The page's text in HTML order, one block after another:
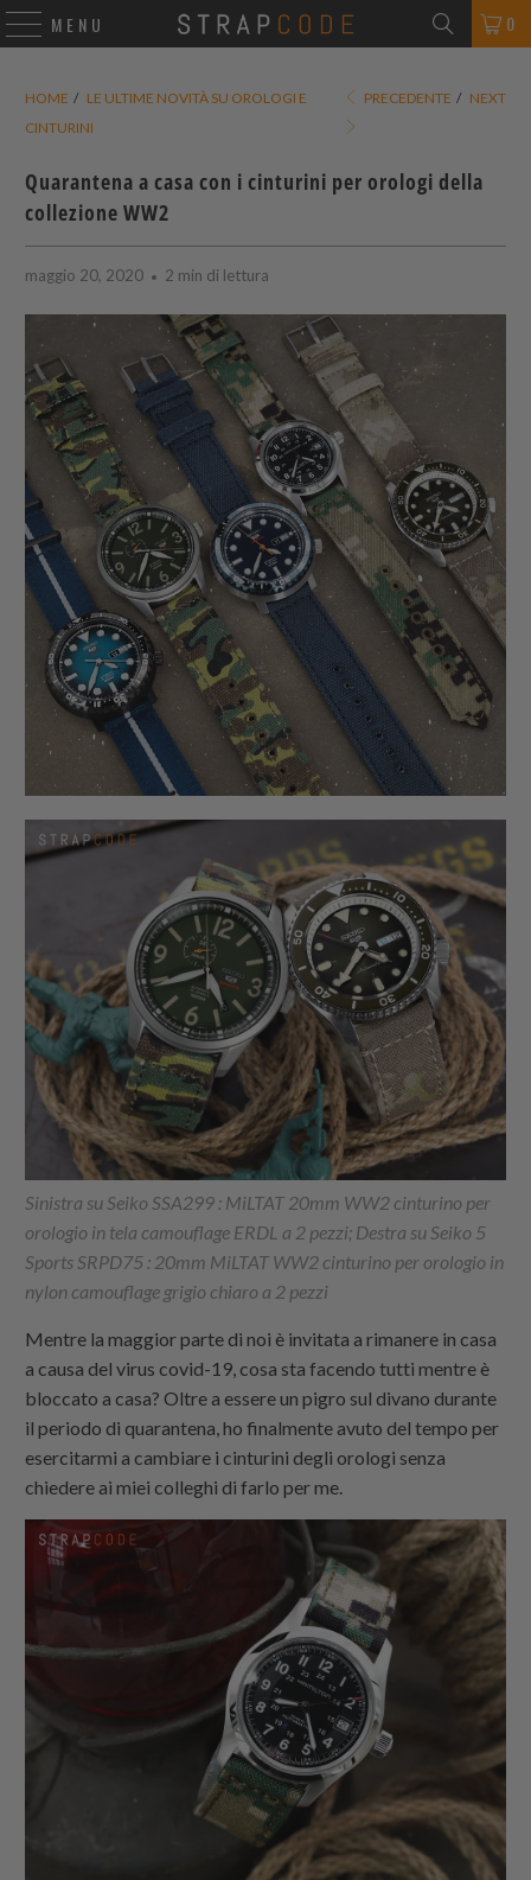
MENU 0
HOME / LE ULTIME NOVITÀ SU OROLOGI E
CINTURINI
PRECEDENTE / NEXT
Quarantena a casa con i cinturini per orologi della
collezione WW2
maggio 20, 2020 2 min di lettura
Sinistra su Seiko SSA299 : MiLTAT 20mm WW2 cinturino per
orologio in tela camouflage ERDL a 2 pezzi; Destra su Seiko 5
Sports SRPD75 : 20mm MiLTAT WW2 cinturino per orologio in
nylon camouflage grigio chiaro a 2 pezzi
Mentre la maggior parte di noi è invitata a rimanere in casa
a causa del virus covid-19, cosa sta facendo tutti mentre è
bloccato a casa? Oltre a essere un pigro sul divano durante
il periodo di quarantena, ho finalmente avuto del tempo per
esercitarmi a cambiare i cinturini degli orologi senza
chiedere ai miei colleghi di farlo per me.